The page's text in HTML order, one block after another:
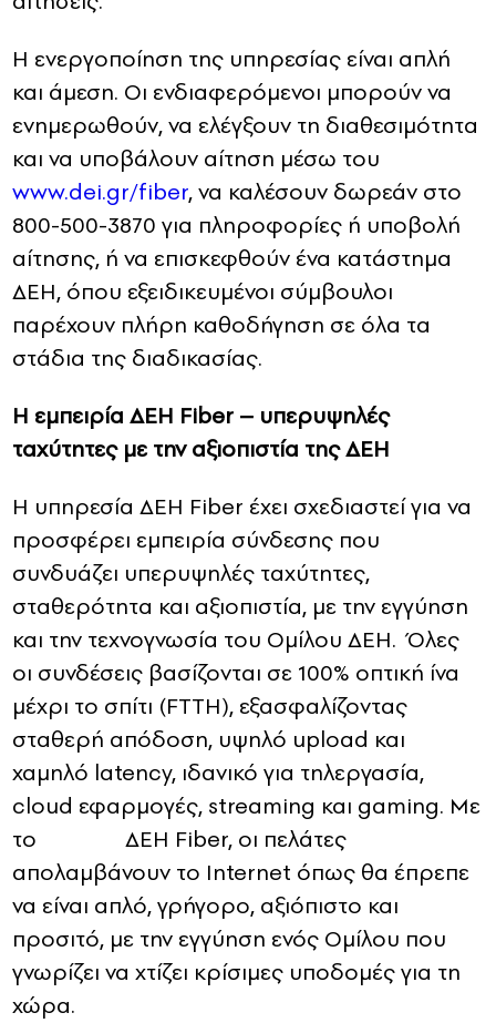
Η ενεργοποίηση της υπηρεσίας είναι απλή
και άμεση. Οι ενδιαφερόμενοι μπορούν να
ενημερωθούν, να ελέγξουν τη διαθεσιμότητα
και να υποβάλουν αίτηση μέσω του
www.dei.gr/fiber, να καλέσουν δωρεάν στο
800-500-3870 για πληροφορίες ή υποβολή
αίτησης, ή να επισκεφθούν ένα κατάστημα
ΔΕΗ, όπου εξειδικευμένοι σύμβουλοι
παρέχουν πλήρη καθοδήγηση σε όλα τα
στάδια της διαδικασίας.
Η εμπειρία ΔΕΗ Fiber – υπερυψηλές
ταχύτητες με την αξιοπιστία της ΔΕΗ
Η υπηρεσία ΔΕΗ Fiber έχει σχεδιαστεί για να
προσφέρει εμπειρία σύνδεσης που
συνδυάζει υπερυψηλές ταχύτητες,
σταθερότητα και αξιοπιστία, με την εγγύηση
και την τεχνογνωσία του Ομίλου ΔΕΗ. Όλες
οι συνδέσεις βασίζονται σε 100% οπτική ίνα
μέχρι το σπίτι (FTTH), εξασφαλίζοντας
σταθερή απόδοση, υψηλό upload και
χαμηλό latency, ιδανικό για τηλεργασία,
cloud εφαρμογές, streaming και gaming. Με
το ΔΕΗ Fiber, οι πελάτες
απολαμβάνουν το Internet όπως θα έπρεπε
να είναι απλό, γρήγορο, αξιόπιστο και
προσιτό, με την εγγύηση ενός Ομίλου που
γνωρίζει να χτίζει κρίσιμες υποδομές για τη
χώρα.